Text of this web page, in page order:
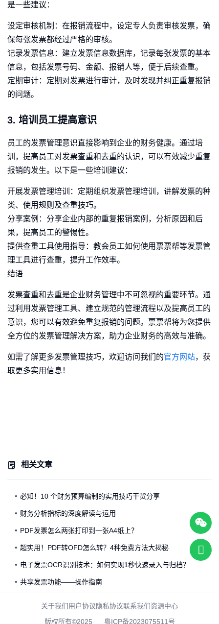
是一些建议：
设定审核机制：在报销流程中，设定专人负责审核发票，确
保每张发票都经过严格的审核。
记录发票信息：建立发票信息数据库，记录每张发票的基本
信息，包括发票号码、金额、报销人等，便于后续查重。
定期审计：定期对发票进行审计，及时发现并纠正重复报销
的问题。
3. 培训员工提高意识
员工的发票管理意识直接影响到企业的财务健康。通过培
训，提高员工对发票查重和去重的认识，可以有效减少重复
报销的发生。以下是一些培训建议：
开展发票管理培训：定期组织发票管理培训，讲解发票的种
类、使用规则及查重技巧。
分享案例：分享企业内部的重复报销案例，分析原因和后
果，提高员工的警惕性。
提供查重工具使用指导：教会员工如何使用票票帮等发票管
理工具进行查重，提升工作效率。
结语
发票查重和去重是企业财务管理中不可忽视的重要环节。通
过利用发票管理工具、建立规范的管理流程以及提高员工的
意识，您可以有效避免重复报销的问题。票票帮将为您提供
全方位的发票管理解决方案，助力企业财务的高效与准确。
如需了解更多发票管理技巧，欢迎访问我们的官方网站，获
取更多实用信息！
相关文章
必知！10 个财务预算编制的实用技巧干货分享
财务分析指标的深度解读与运用
PDF发票怎么两张打印到一张A4纸上？
超实用！PDF转OFD怎么转？4种免费方法大揭秘
电子发票OCR识别技术：如何实现1秒快速录入与归档？
共享发票功能——操作指南
关于我们用户协议隐私协议联系我们资源中心
版权所有©2025
粤ICP备2023075511号